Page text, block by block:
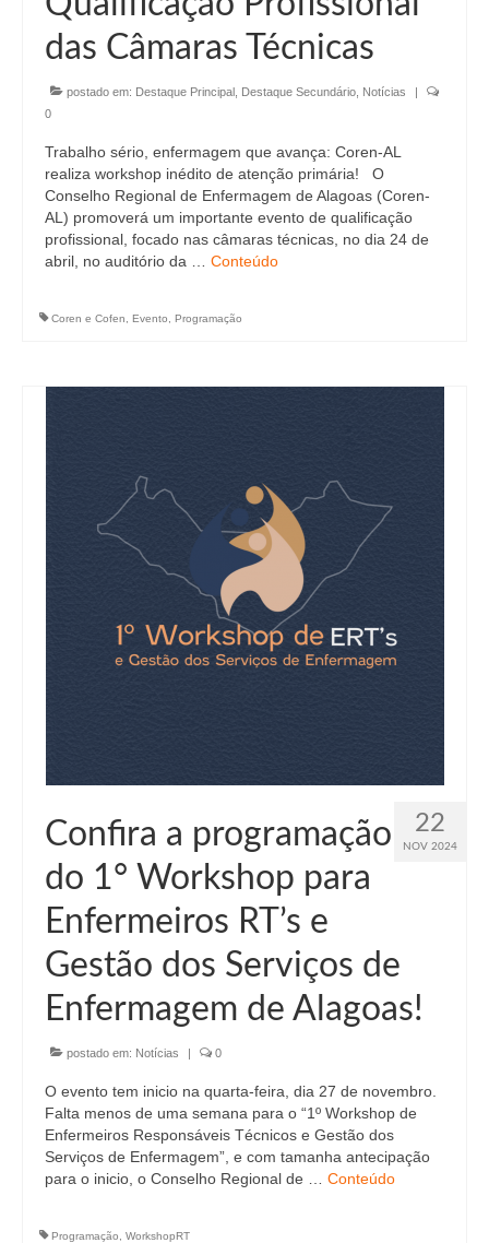
Editais e licitação
Eleições
Fiscalização
Legislações
Decisões
Resoluções
Suspensão do Exercício Profissional
Para Você
Procedimento para registro
Clube de Vantagens
das Câmaras Técnicas
postado em: Destaque Principal Destaque Secundário Notícias
|
0
Trabalho sério, enfermagem que avança: Coren-AL
realiza workshop inédito de atenção primária! O
Conselho Regional de Enfermagem de Alagoas (Coren-
AL) promoverá um importante evento de qualificação
profissional, focado nas câmaras técnicas, no dia 24 de
abril, no auditório da … Conteúdo
Coren e Cofen Evento Programação
22
NOV 2024
Confira a programação
do 1° Workshop para
Enfermeiros RT’s e
Gestão dos Serviços de
Enfermagem de Alagoas!
postado em: Notícias | 0
O evento tem inicio na quarta-feira, dia 27 de novembro.
Falta menos de uma semana para o “1º Workshop de
Enfermeiros Responsáveis Técnicos e Gestão dos
Serviços de Enfermagem”, e com tamanha antecipação
para o inicio, o Conselho Regional de … Conteúdo
Programação WorkshopRT